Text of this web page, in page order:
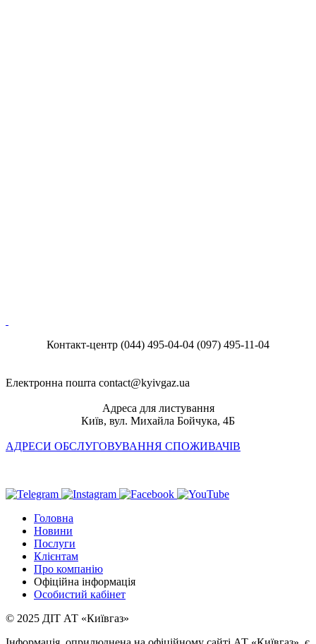
Контакт-центр (044) 495-04-04 (097) 495-11-04
Електронна пошта contact@kyivgaz.ua
Адреса для листування
Київ, вул. Михайла Бойчука, 4Б
АДРЕСИ ОБСЛУГОВУВАННЯ СПОЖИВАЧІВ
Головна
Новини
Послуги
Клієнтам
Про компанію
Офіційна інформація
Особистий кабінет
© 2025 ДІТ АТ «Київгаз»